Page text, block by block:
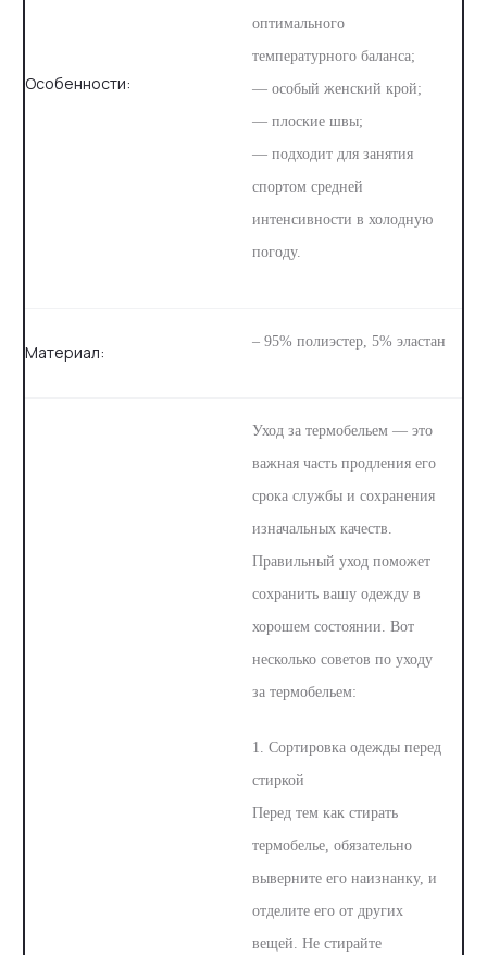
Особенности:
оптимального
температурного баланса;
— особый женский крой;
— плоские швы;
— подходит для занятия
спортом средней
интенсивности в холодную
погоду.
Материал:
– 95% полиэстер, 5% эластан
Уход за термобельем — это
важная часть продления его
срока службы и сохранения
изначальных качеств.
Правильный уход поможет
сохранить вашу одежду в
хорошем состоянии. Вот
несколько советов по уходу
за термобельем:
1. Сортировка одежды перед
стиркой
Перед тем как стирать
термобелье, обязательно
выверните его наизнанку, и
отделите его от других
вещей. Не стирайте